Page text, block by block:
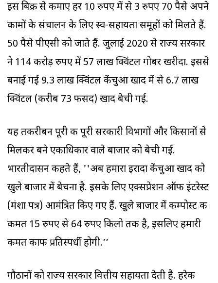
इस बिक्री से कमाए हर 10 रुपए में से 3 रुपए 70 पैसे अपने
कामों के संचालन के लिए स्व-सहायता समूहों को मिलते हैं.
50 पैसे पीएसी को जाते हैं. जुलाई 2020 से राज्य सरकार
ने 114 करोड़ रुपए में 57 लाख क्विंटल गोबर खरीदा. इससे
बनाई गई 9.3 लाख क्विंटल केंचुआ खाद में से 6.7 लाख
क्विंटल (करीब 73 फीसद) खाद बेची गई.
यह तकरीबन पूरी की पूरी सरकारी विभागों और किसानों से
मिलकर बने एकाधिकार वाले बाजार को बेची गई.
भारतीदासन कहते हैं, ''अब हमारा इरादा केंचुआ खाद को
खुले बाजार में बेचना है. इसके लिए एक्सप्रेशन ऑफ इंटरेस्ट
(मंशा पत्र) आमंत्रित किए गए हैं. खुले बाजार में कम्पोस्ट की
कीमत 15 रुपए से 64 रुपए किलो तक है, इसलिए हमारी
कीमत काफी प्रतिस्पर्धी होगी.’’
गौठानों को राज्य सरकार वित्तीय सहायता देती है. हरेक